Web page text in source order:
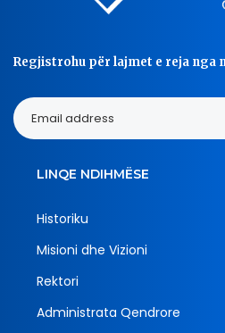
Regjistrohu për lajmet e reja nga
LINQE NDIHMËSE
Historiku
Misioni dhe Vizioni
Rektori
Administrata Qendrore